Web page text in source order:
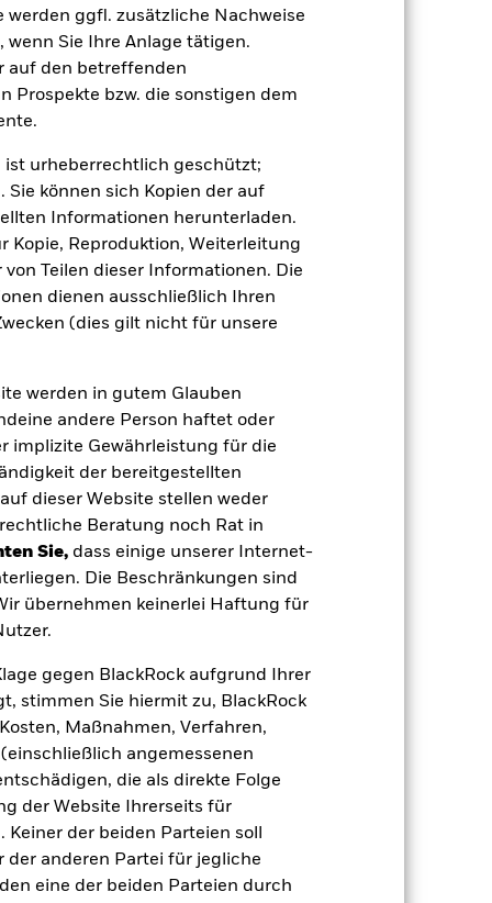
ggfl. zusätzliche Nachweise
Sie Ihre Anlage tätigen.
auf den betreffenden
Prospekte bzw. die sonstigen dem
ist urheberrechtlich geschützt;
können sich Kopien der auf
Informationen herunterladen.
Kopie, Reproduktion, Weiterleitung
Teilen dieser Informationen. Die
dienen ausschließlich Ihren
(dies gilt nicht für unsere
werden in gutem Glauben
andere Person haftet oder
implizite Gewährleistung für die
der bereitgestellten
dieser Website stellen weder
Beratung noch Rat in
Sie,dass einige unserer Internet-
Die Beschränkungen sind
übernehmen keinerlei Haftung für
gegen BlackRock aufgrund Ihrer
stimmen Sie hiermit zu, BlackRock
Maßnahmen, Verfahren,
angemessenen
die als direkte Folge
der Website Ihrerseits für
der beiden Parteien soll
anderen Partei für jegliche
eine der beiden Parteien durch
-5,3 -14,8 11,9 2,0
ausgenommen sind
Die Märkte könnten sich in
wie der Fonds in der
mit reinvestiertem Bruttoertrag
Ihre Rendite höher oder geringer
in der die Wertentwicklung in der
die Wertentwicklung von
Risikoniveau führen.
Weitere
von Vermögenswerten, ausfallende
Risiken.Derivate können
Verlusten und Gewinnen erhöhen.
sein, wenn Derivate in großem
oder garantierte
den Fonds führen.Kreditrisiko:
aus oder zahlt Kapital nicht zurück.
leicht zu verkaufen oder zu kaufen.